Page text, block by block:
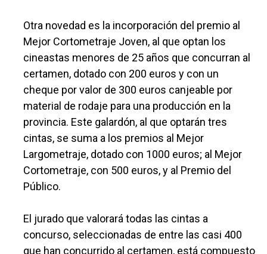
Otra novedad es la incorporación del premio al
Mejor Cortometraje Joven, al que optan los
cineastas menores de 25 años que concurran al
certamen, dotado con 200 euros y con un
cheque por valor de 300 euros canjeable por
material de rodaje para una producción en la
provincia. Este galardón, al que optarán tres
cintas, se suma a los premios al Mejor
Largometraje, dotado con 1000 euros; al Mejor
Cortometraje, con 500 euros, y al Premio del
Público.
El jurado que valorará todas las cintas a
concurso, seleccionadas de entre las casi 400
que han concurrido al certamen, está compuesto